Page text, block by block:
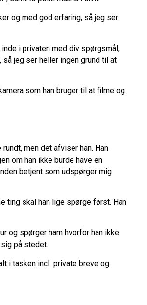
og med god erfaring, så jeg ser
i privaten med div spørgsmål,
så jeg ser heller ingen grund til at
som han bruger til at filme og
men det afviser han. Han
om han ikke burde have en
betjent som udspørger mig
ting skal han lige spørge først. Han
og spørger ham hvorfor han ikke
på stedet.
i tasken incl private breve og